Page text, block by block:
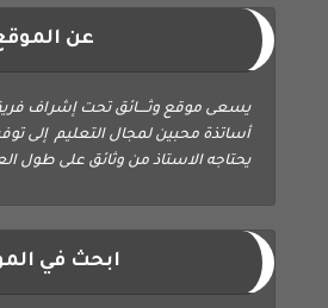
عن
يسعى موقع وثــــائق تحت إشراف
أساتذة محبين لمجال التعليم إلى
يحتاجه الاستاذ من وثائق على طول
ابحث في